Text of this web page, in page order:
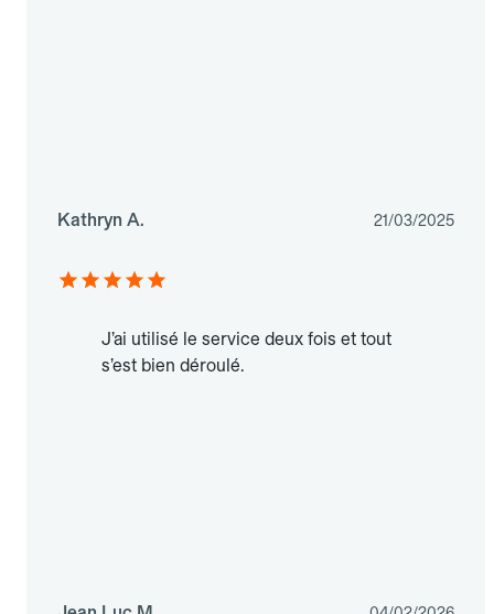
Kathryn A. 21/03/2025
J’ai utilisé le service deux fois et tout
s’est bien déroulé.